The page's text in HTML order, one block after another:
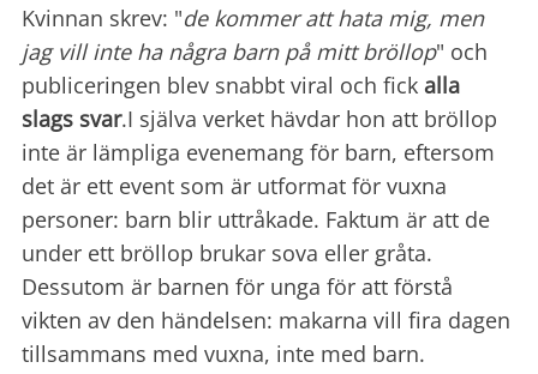
Kvinnan skrev: "de kommer att hata mig, men
jag vill inte ha några barn på mitt bröllop" och
publiceringen blev snabbt viral och fick alla
slags svar.I själva verket hävdar hon att bröllop
inte är lämpliga evenemang för barn, eftersom
det är ett event som är utformat för vuxna
personer: barn blir uttråkade. Faktum är att de
under ett bröllop brukar sova eller gråta.
Dessutom är barnen för unga för att förstå
vikten av den händelsen: makarna vill fira dagen
tillsammans med vuxna, inte med barn.